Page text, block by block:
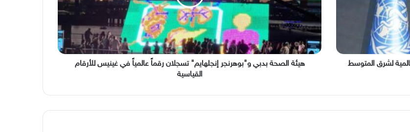
لشرق المتوسط
عالمياً
غينيس
للأرقام
القياسية
هيئة الصحة بدبي و"بوهرنجر إنجلهايم" تسجلان رقماً عالمياً في غينيس للأرقام
القياسية